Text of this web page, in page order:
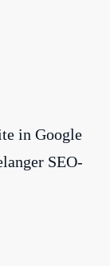
in Google
SEO-